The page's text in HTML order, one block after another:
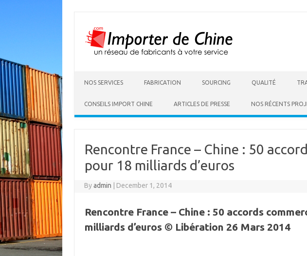
NOS SERVICES FABRICATION SOURCING QUALITÉ
CONSEILS IMPORT CHINE ARTICLES DE PRESSE NOS RÉCENTS
Rencontre France – Chine : 50
pour 18 milliards d’euros
Byadmin December 1, 2014
Rencontre France – Chine : 50 accords
milliards d’euros © Libération 26 Mars 2014